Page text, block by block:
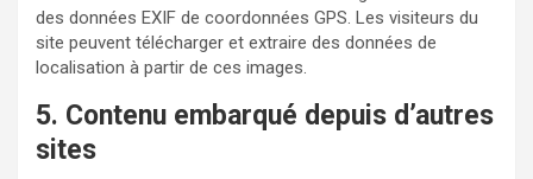
des données EXIF de coordonnées GPS. Les visiteurs du
site peuvent télécharger et extraire des données de
localisation à partir de ces images.
5. Contenu embarqué depuis d’autres
sites